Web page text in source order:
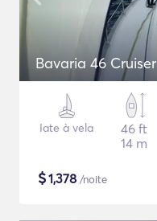
Bavaria 46 Cruiser
Iate à vela
46 ft
14 m
$1,378 /noite